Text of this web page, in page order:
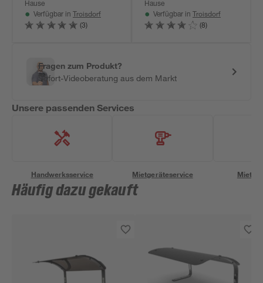
Hause
Verfügbar in Troisdorf
(3)
Hause
Verfügbar in Troisdorf
(8)
Fragen zum Produkt?
Sofort-Videoberatung aus dem Markt
Unsere passenden Services
Handwerksservice Mietgeräteservice
Häufig dazu gekauft